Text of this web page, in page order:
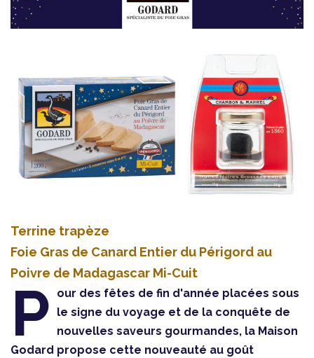
Terrine trapèze
Foie Gras de Canard Entier du Périgord au
Poivre de Madagascar Mi-Cuit
P
our des fêtes de fin d'année placées sous
le signe du voyage et de la conquête de
nouvelles saveurs gourmandes, la Maison
Godard propose cette nouveauté au goût